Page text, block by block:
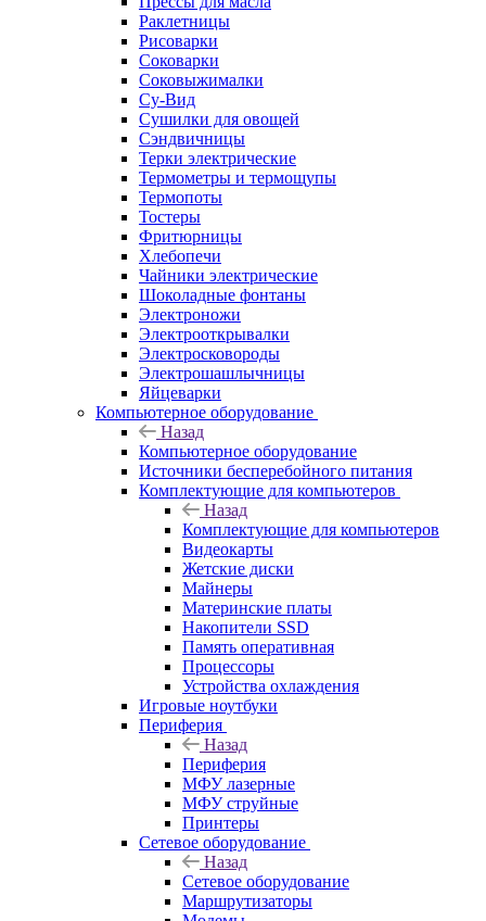
Раклетницы
Рисоварки
Соковарки
Соковыжималки
Су-Вид
Сушилки для овощей
Сэндвичницы
Терки электрические
Термометры и термощупы
Термопоты
Тостеры
Фритюрницы
Хлебопечи
Чайники электрические
Шоколадные фонтаны
Электроножи
Электрооткрывалки
Электросковороды
Электрошашлычницы
Яйцеварки
Компьютерное оборудование
Назад
Компьютерное оборудование
Источники бесперебойного питания
Комплектующие для компьютеров
Назад
Комплектующие для компьютеров
Видеокарты
Жетские диски
Майнеры
Материнские платы
Накопители SSD
Память оперативная
Процессоры
Устройства охлаждения
Игровые ноутбуки
Периферия
Назад
Периферия
МФУ лазерные
МФУ струйные
Принтеры
Сетевое оборудование
Назад
Сетевое оборудование
Маршрутизаторы